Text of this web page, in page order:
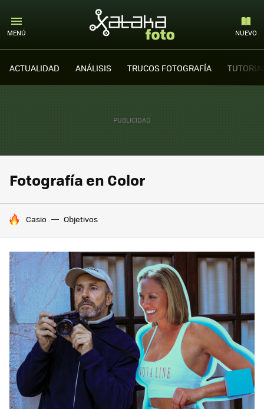
MENÚ NUEVO
ACTUALIDAD ANÁLISIS TRUCOS FOTOGRAFÍA
Fotografía en Color
HOY SE HABLA DE
Casio Objetivos